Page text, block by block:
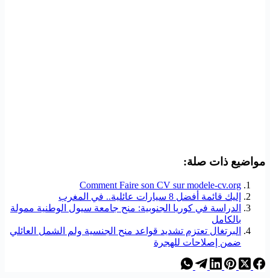
مواضيع ذات صلة:
Comment Faire son CV sur modele-cv.org
إليك قائمة أفضل 8 سيارات عائلية.. في المغرب
الدراسة في كوريا الجنوبية: منح جامعة سيول الوطنية ممولة
بالكامل
البرتغال تعتزم تشديد قواعد منح الجنسية ولم الشمل العائلي
ضمن إصلاحات للهجرة